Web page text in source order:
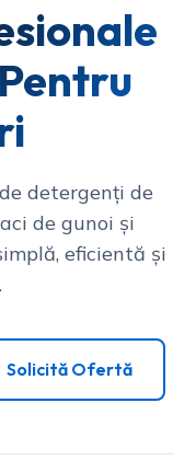
detergenți de
de gunoi și
eficientă și
Solicită Ofertă